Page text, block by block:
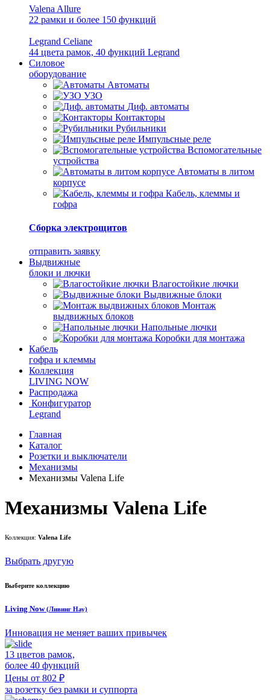
Valena Allure
22 рамки и более 150 функций
Legrand Celiane
44 цвета рамок, 40 функций Legrand
Силовое
оборудование
Автоматы
УЗО
Диф. автоматы
Контакторы
Рубильники
Импульсные реле
Вспомогательные
устройства
Автоматы в литом
корпусе
Кабель, клеммы и
гофра
Сборка электрощитов
отправить заявку
Выдвижные
блоки и лючки
Влагостойкие лючки
Выдвижные блоки
Монтаж
выдвижных блоков
Напольные лючки
Коробки для монтажа
Кабель
гофра и клеммы
Коллекция
LIVING NOW
Распродажа
Конфигуратор
Legrand
Главная
Каталог
Розетки и выключатели
Механизмы
Механизмы Valena Life
Механизмы Valena Life
Коллекция: Valena Life
Выбрать другую
Выберите коллекцию
Living Now(Ливинг Нау)
Инновация не меняет ваших привычек
13 цветов рамок,
более 40 функций
Цены от 802 ₽
за розетку без рамки и суппорта